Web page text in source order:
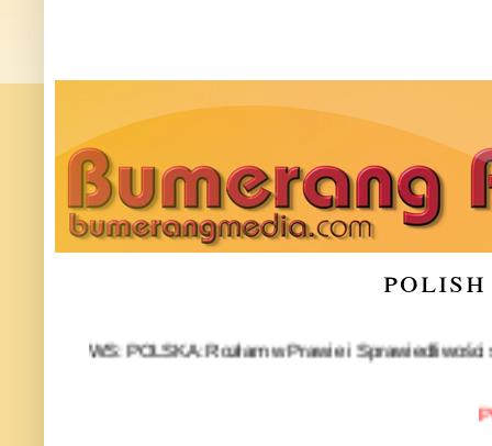
NEWS: POLSKA: Rozłam w Prawie i Sprawiedliwości stał